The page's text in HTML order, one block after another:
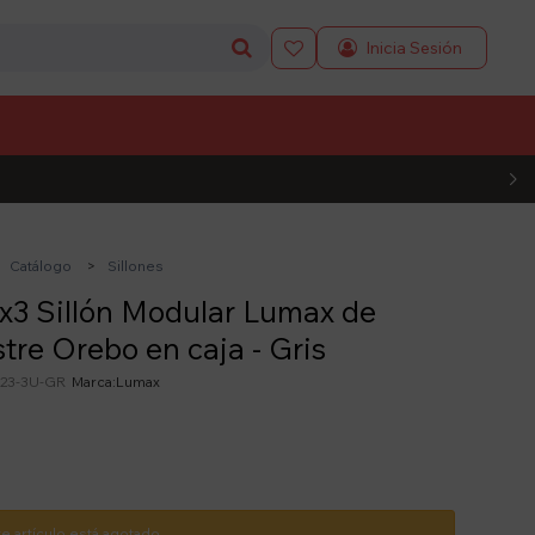

Catálogo Sillones
Sillón Modular Lumax de
Orebo en caja - Gris
3U-GR Lumax